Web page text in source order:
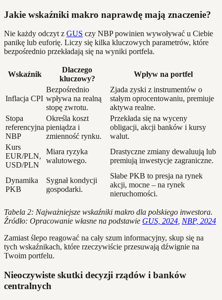
Jakie wskaźniki makro naprawdę mają znaczenie?
Nie każdy odczyt z GUS czy NBP powinien wywoływać u Ciebie
panikę lub euforię. Liczy się kilka kluczowych parametrów, które
bezpośrednio przekładają się na wyniki portfela.
Wskaźnik
Dlaczego
kluczowy?
Wpływ na portfel
Inflacja CPI
Bezpośrednio
wpływa na realną
stopę zwrotu.
Zjada zyski z instrumentów o
stałym oprocentowaniu, premiuje
aktywa realne.
Stopa
referencyjna
NBP
Określa koszt
pieniądza i
zmienność rynku.
Przekłada się na wyceny
obligacji, akcji banków i kursy
walut.
Kurs
EUR/PLN,
USD/PLN
Miara ryzyka
walutowego.
Drastyczne zmiany dewaluują lub
premiują inwestycje zagraniczne.
Dynamika
PKB
Sygnał kondycji
gospodarki.
Słabe PKB to presja na rynek
akcji, mocne – na rynek
nieruchomości.
Tabela 2: Najważniejsze wskaźniki makro dla polskiego inwestora.
Źródło: Opracowanie własne na podstawie GUS, 2024 NBP, 2024
Zamiast ślepo reagować na cały szum informacyjny, skup się na
tych wskaźnikach, które rzeczywiście przesuwają dźwignie na
Twoim portfelu.
Nieoczywiste skutki decyzji rządów i banków
centralnych